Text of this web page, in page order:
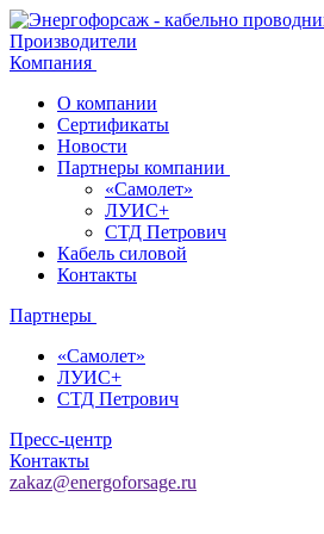
Производители
Компания
О компании
Сертификаты
Новости
Партнеры компании
«Самолет»
ЛУИС+
СТД Петрович
Кабель силовой
Контакты
Партнеры
«Самолет»
ЛУИС+
СТД Петрович
Пресс-центр
Контакты
zakaz@energoforsage.ru